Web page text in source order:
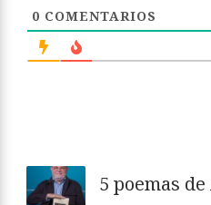
0 COMENTARIOS
5 poemas